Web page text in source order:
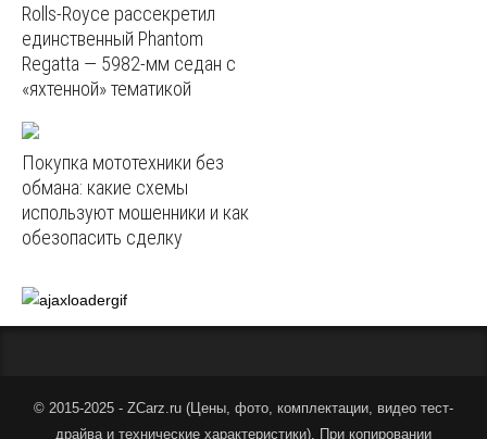
Rolls-Royce рассекретил
единственный Phantom
Regatta — 5982‑мм седан с
«яхтенной» тематикой
Покупка мототехники без
обмана: какие схемы
используют мошенники и как
обезопасить сделку
© 2015-2025 - ZCarz.ru (Цены, фото, комплектации, видео тест-
драйва и технические характеристики). При копировании